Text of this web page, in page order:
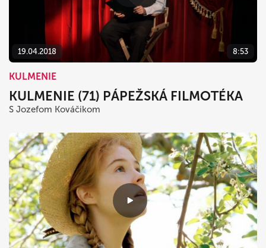
19.04.2018 8:53
KULMENIE
KULMENIE (71) PÁPEŽSKÁ FILMOTÉKA
S Jozefom Kováčikom